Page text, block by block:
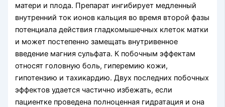
матери и плода. Препарат ингибирует медленный
внутренний ток ионов кальция во время второй фазы
потенциала действия гладкомышечных клеток матки
и может постепенно замещать внутривенное
введение магния сульфата. К побочным эффектам
относят головную боль, гиперемию кожи,
гипотензию и тахикардию. Двух последних побочных
эффектов удается частично избежать, если
пациентке проведена полноценная гидратация и она